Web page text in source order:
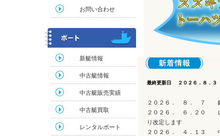
お問い合わせ
新艇情報
中古艇情報
中古艇販売実績
中古艇買取
レンタルボート
最終更新日 ２０２６．８．３
２０２６． ８． ７ 釣
２０２６． ６．２０ レ
り改定します
２０２６． ４．１３ 中